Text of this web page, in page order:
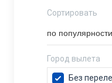
Сортировать
по популярности
Город вылета
Без